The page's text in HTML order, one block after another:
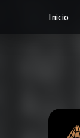
Inicio